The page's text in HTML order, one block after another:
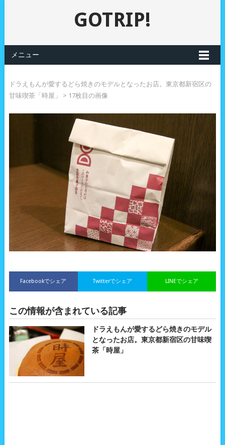
GOTRIP!
メニュー
ドラえもんが愛するどら焼きのモデルとなったお店。東京都新宿区の
甘味喫茶「時屋」
> 17枚目の画像
Facebookでシェア LINEでシェア
Twitterでシェア
この情報が含まれている記事
ドラえもんが愛するどら焼きのモデル
となったお店。東京都新宿区の甘味喫
茶「時屋」